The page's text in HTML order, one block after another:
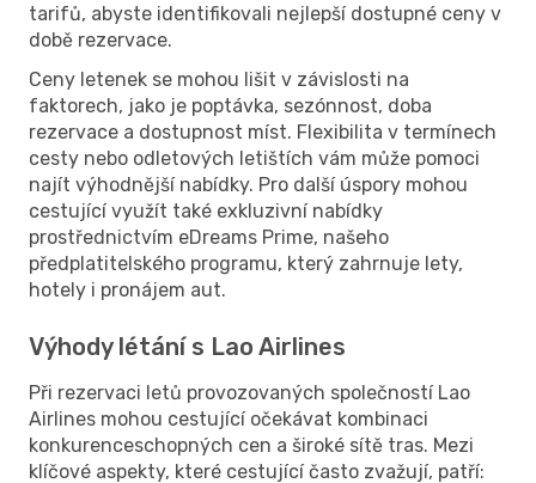
tarifů, abyste identifikovali nejlepší dostupné ceny v
době rezervace.
Ceny letenek se mohou lišit v závislosti na
faktorech, jako je poptávka, sezónnost, doba
rezervace a dostupnost míst. Flexibilita v termínech
cesty nebo odletových letištích vám může pomoci
najít výhodnější nabídky. Pro další úspory mohou
cestující využít také exkluzivní nabídky
prostřednictvím eDreams Prime, našeho
předplatitelského programu, který zahrnuje lety,
hotely i pronájem aut.
Výhody létání s Lao Airlines
Při rezervaci letů provozovaných společností Lao
Airlines mohou cestující očekávat kombinaci
konkurenceschopných cen a široké sítě tras. Mezi
klíčové aspekty, které cestující často zvažují, patří: